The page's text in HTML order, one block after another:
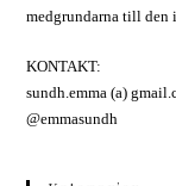
medgrundarna till den
KONTAKT:
sundh.emma (a)
@emmasundh